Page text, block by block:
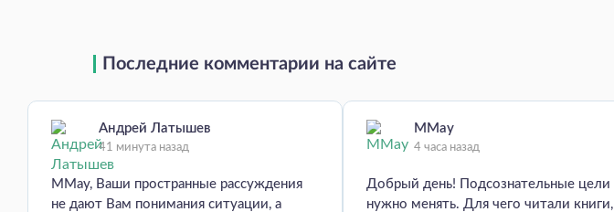
Последние комментарии на сайте
Андрей Латышев
41 минута назад
MMay, Ваши пространные рассуждения
не дают Вам понимания ситуации, а
MMay
4 часа назад
Добрый день! Подсознательные цели
нужно менять. Для чего читали книги,